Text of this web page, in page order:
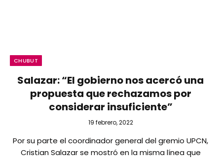
CHUBUT
Salazar: “El gobierno nos acercó una
propuesta que rechazamos por
considerar insuficiente”
19 febrero, 2022
Por su parte el coordinador general del gremio UPCN,
Cristian Salazar se mostró en la misma línea que